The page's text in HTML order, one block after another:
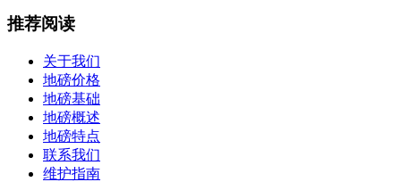
推荐阅读
关于我们
地磅价格
地磅基础
地磅概述
地磅特点
联系我们
维护指南